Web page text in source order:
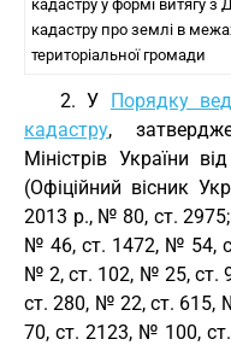
кадастру у формі витягу
кадастру про землі в
територіальної громади
2. У Порядку
кадастру,
Міністрів України
(Офіційний вісник
2013 р., № 80, ст.
№ 46, ст. 1472, № 54,
№ 2, ст. 102, № 25, ст.
ст. 280, № 22, ст. 615,
70, ст. 2123, № 100,